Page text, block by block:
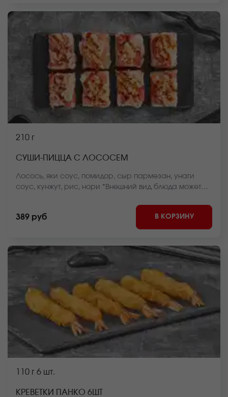
210 г
СУШИ-ПИЦЦА С ЛОСОСЕМ
Лосось, яки соус, помидор, сыр пармезан, унаги
соус, кунжут, рис, нори *Внешний вид блюда может
389 руб В КОРЗИНУ
110 г 6 шт.
КРЕВЕТКИ ПАНКО 6ШТ